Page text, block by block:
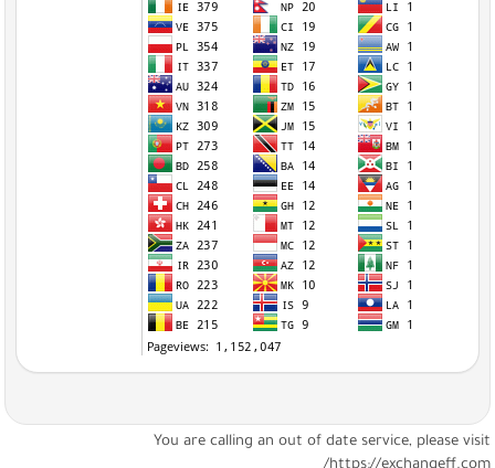
You are calling an out of date service, please visit